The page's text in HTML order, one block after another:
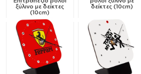
ξύλινο με δείκτες
(10cm)
δείκτες (10cm)